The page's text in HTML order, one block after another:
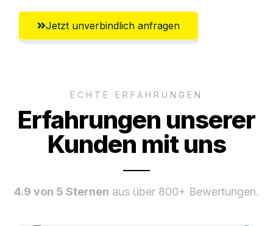
Jetzt unverbindlich anfragen
ECHTE ERFAHRUNGEN
Erfahrungen unserer
Kunden mit uns
4.9 von 5 Sternen aus über 800+ Bewertungen.